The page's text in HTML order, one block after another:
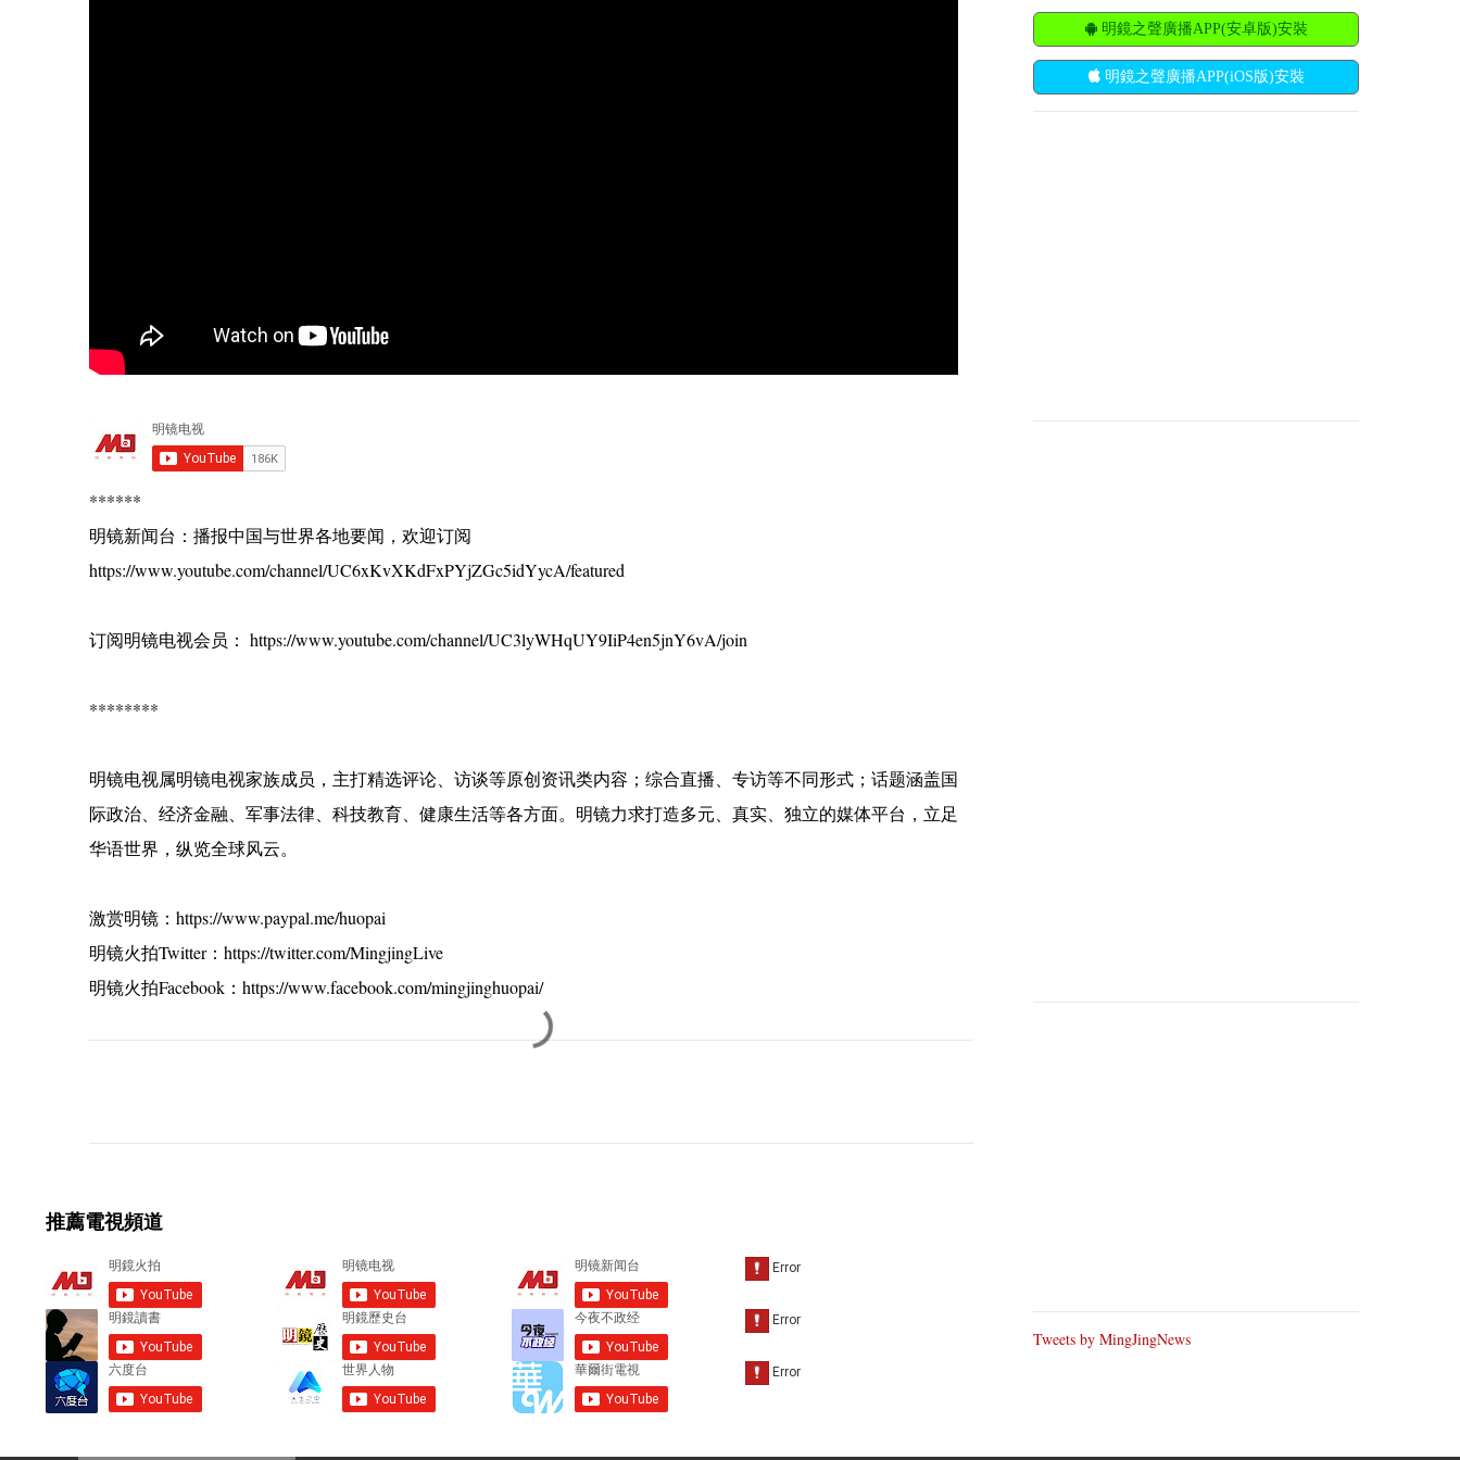
******
明镜新闻台：播报中国与世界各地要闻，欢迎订阅
https://www.youtube.com/channel/UC6xKvXKdFxPYjZGc5idYycA/featured
订阅明镜电视会员： https://www.youtube.com/channel/UC3lyWHqUY9IiP4en5jnY6vA/join
********
明镜电视属明镜电视家族成员，主打精选评论、访谈等原创资讯类内容；综合直播、专访等不同形式；话题涵盖国
际政治、经济金融、军事法律、科技教育、健康生活等各方面。明镜力求打造多元、真实、独立的媒体平台，立足
华语世界，纵览全球风云。
激赏明镜：https://www.paypal.me/huopai
明镜火拍Twitter：https://twitter.com/MingjingLive
明镜火拍Facebook：https://www.facebook.com/mingjinghuopai/
n
s
推薦電視頻道
明鏡之聲廣播APP(安卓版)安裝
明鏡之聲廣播APP(iOS版)安裝
Tweets by MingJingNews